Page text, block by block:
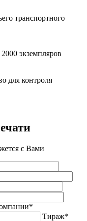
транспортного
экземпляров
для контроля
с Вами
Тираж*